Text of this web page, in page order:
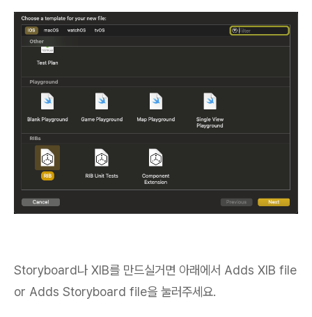
Storyboard나 XIB를 만드실거면 아래에서 Adds XIB file
or Adds Storyboard file을 눌러주세요.